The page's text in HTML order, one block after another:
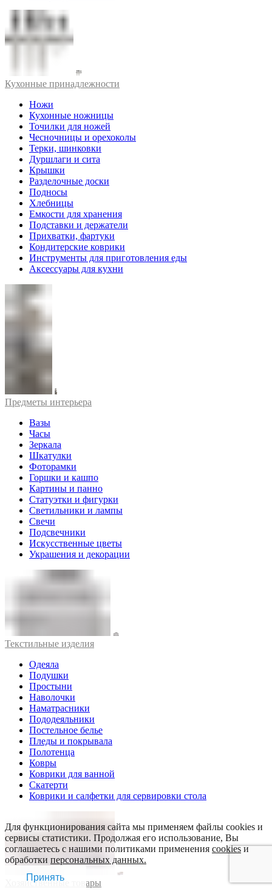
Кухонные принадлежности
Ножи
Кухонные ножницы
Точилки для ножей
Чесночницы и орехоколы
Терки, шинковки
Дуршлаги и сита
Крышки
Разделочные доски
Подносы
Хлебницы
Емкости для хранения
Подставки и держатели
Прихватки, фартуки
Кондитерские коврики
Инструменты для приготовления еды
Аксессуары для кухни
Предметы интерьера
Вазы
Часы
Зеркала
Шкатулки
Фоторамки
Горшки и кашпо
Картины и панно
Статуэтки и фигурки
Светильники и лампы
Свечи
Подсвечники
Искусственные цветы
Украшения и декорации
Текстильные изделия
Одеяла
Подушки
Простыни
Наволочки
Наматрасники
Пододеяльники
Постельное белье
Пледы и покрывала
Полотенца
Ковры
Коврики для ванной
Скатерти
Коврики и салфетки для сервировки стола
Хозяйственные товары
Для функционирования сайта мы применяем файлы cookies и
сервисы статистики. Продолжая его использование, Вы
соглашаетесь с нашими политиками применения cookiesи
обработки персональных данных.
Принять